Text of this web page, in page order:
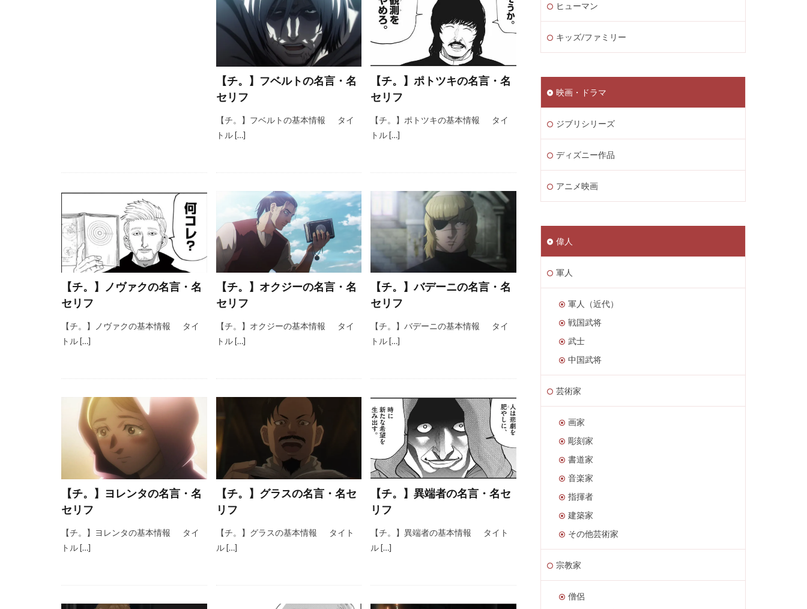
【チ。】フベルトの名言・名
セリフ
【チ。】フベルトの基本情報 タイ
トル […]
【チ。】ポトツキの名言・名
セリフ
【チ。】ポトツキの基本情報 タイ
トル […]
【チ。】ノヴァクの名言・名
セリフ
【チ。】ノヴァクの基本情報 タイ
トル […]
【チ。】オクジーの名言・名
セリフ
【チ。】オクジーの基本情報 タイ
トル […]
【チ。】バデーニの名言・名
セリフ
【チ。】バデーニの基本情報 タイ
トル […]
【チ。】ヨレンタの名言・名
セリフ
【チ。】ヨレンタの基本情報 タイ
トル […]
【チ。】グラスの名言・名セ
リフ
【チ。】グラスの基本情報 タイト
ル […]
【チ。】異端者の名言・名セ
リフ
【チ。】異端者の基本情報 タイト
ル […]
ヒューマン
キッズ/ファミリー
映画・ドラマ
ジブリシリーズ
ディズニー作品
アニメ映画
偉人
軍人
軍人（近代）
戦国武将
武士
中国武将
芸術家
画家
彫刻家
書道家
音楽家
指揮者
建築家
その他芸術家
宗教家
僧侶